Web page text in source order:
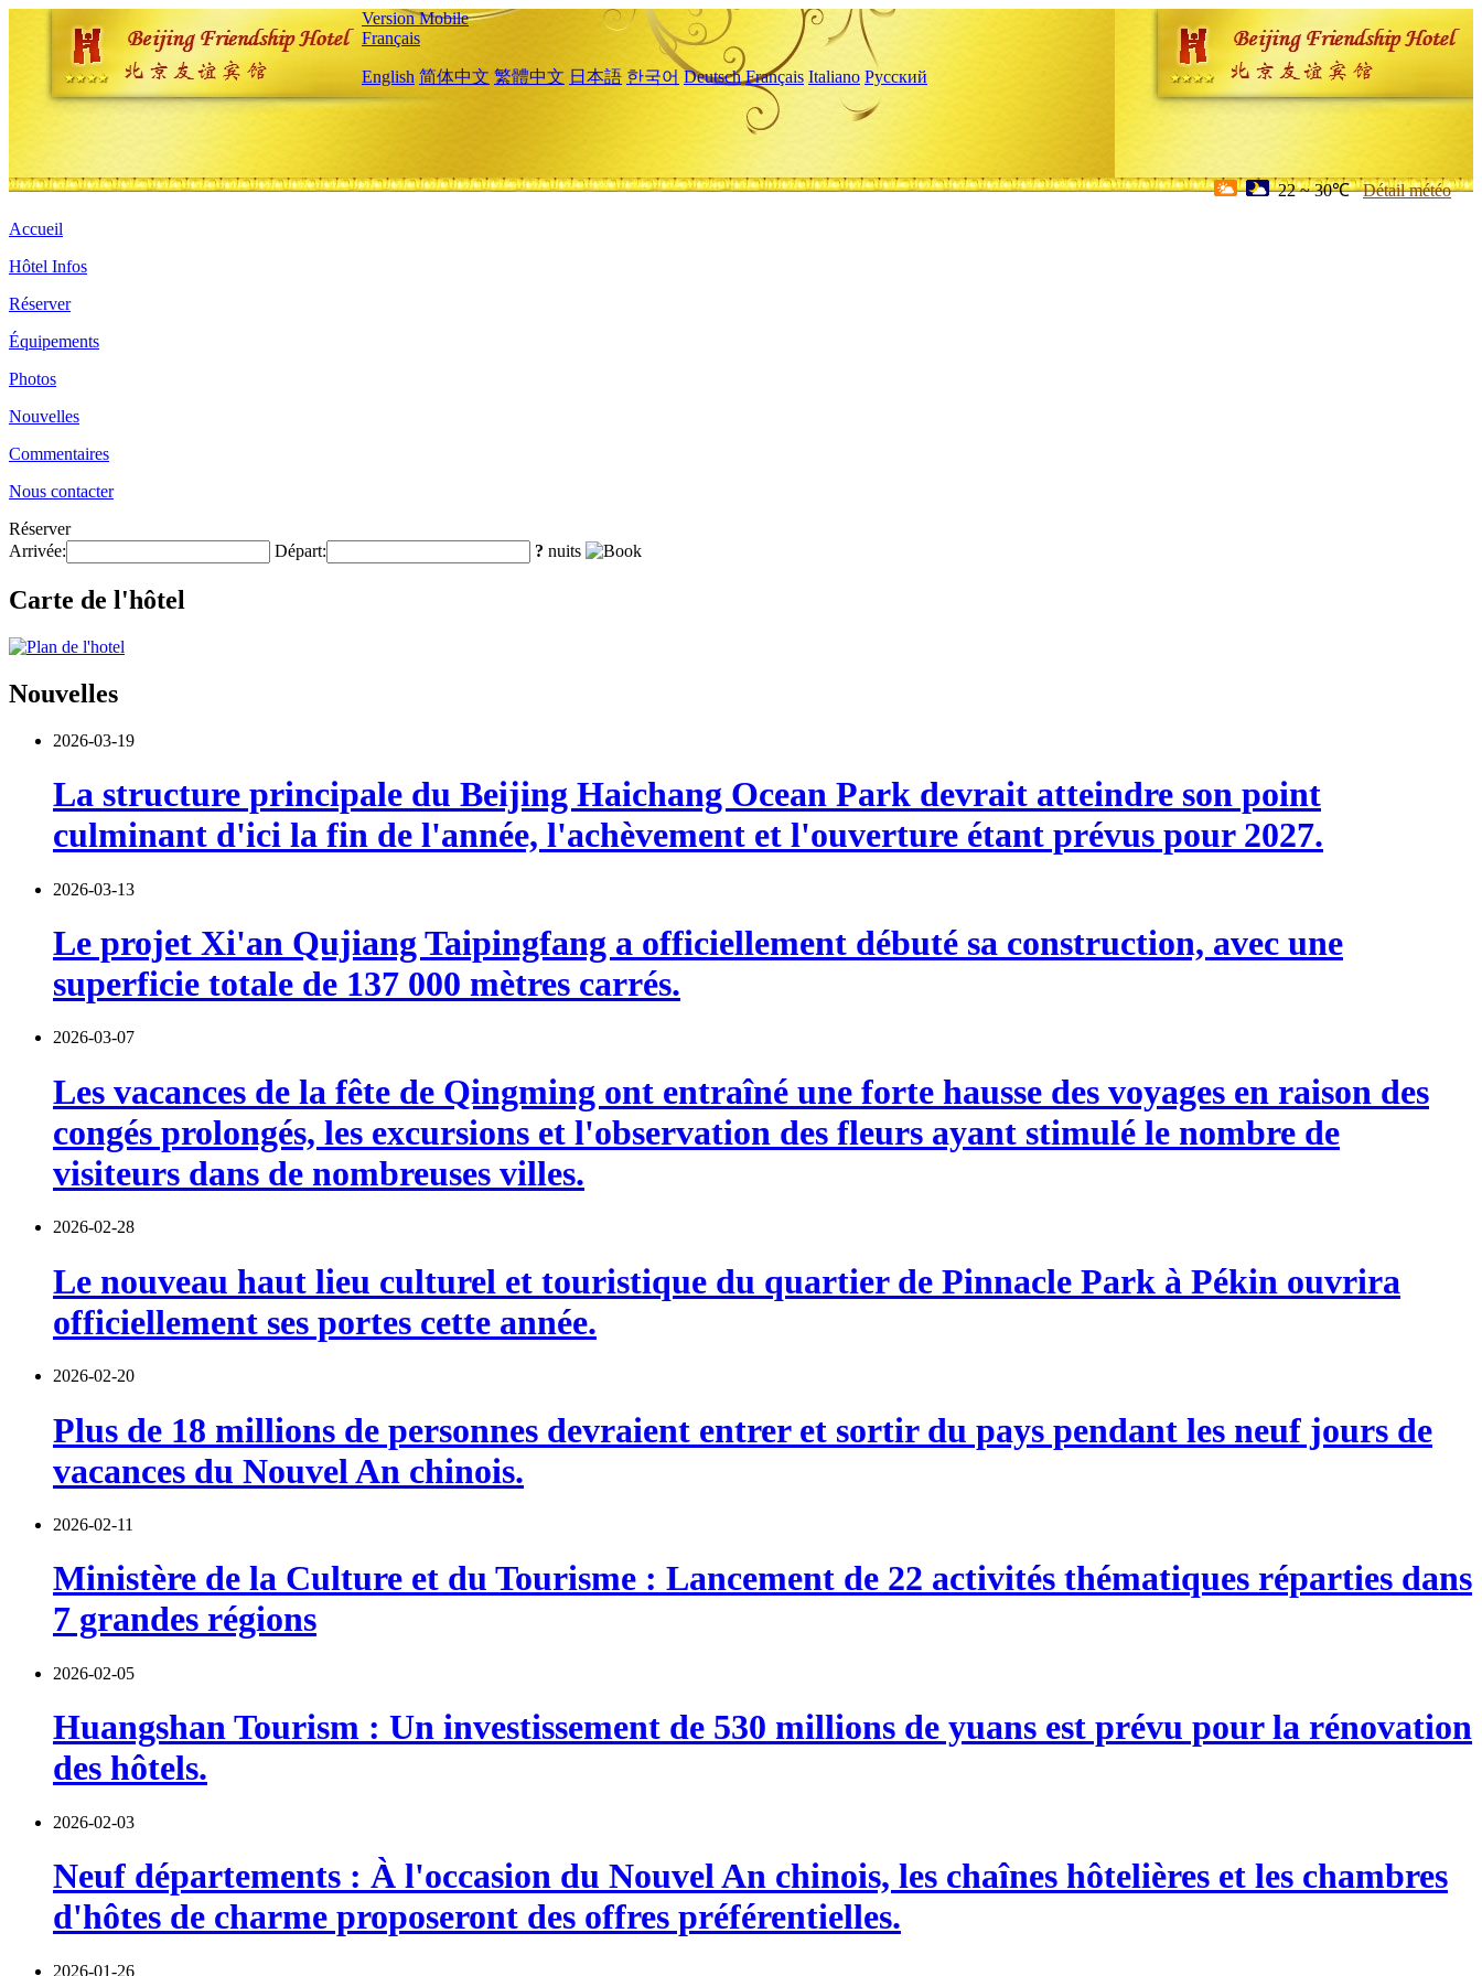
Version Mobile
Français
English 简体中文 繁體中文 日本語 한국어 Deutsch Français Italiano Русский
22 ~ 30℃ Détail météo
Accueil
Hôtel Infos
Réserver
Équipements
Photos
Nouvelles
Commentaires
Nous contacter
Réserver
Arrivée:
Départ: ? nuits
Carte de l'hôtel
Nouvelles
2026-03-19
La structure principale du Beijing Haichang Ocean Park devrait atteindre son point
culminant d'ici la fin de l'année, l'achèvement et l'ouverture étant prévus pour 2027.
2026-03-13
Le projet Xi'an Qujiang Taipingfang a officiellement débuté sa construction, avec une
superficie totale de 137 000 mètres carrés.
2026-03-07
Les vacances de la fête de Qingming ont entraîné une forte hausse des voyages en raison des
congés prolongés, les excursions et l'observation des fleurs ayant stimulé le nombre de
visiteurs dans de nombreuses villes.
2026-02-28
Le nouveau haut lieu culturel et touristique du quartier de Pinnacle Park à Pékin ouvrira
officiellement ses portes cette année.
2026-02-20
Plus de 18 millions de personnes devraient entrer et sortir du pays pendant les neuf jours de
vacances du Nouvel An chinois.
2026-02-11
Ministère de la Culture et du Tourisme : Lancement de 22 activités thématiques réparties dans
7 grandes régions
2026-02-05
Huangshan Tourism : Un investissement de 530 millions de yuans est prévu pour la rénovation
des hôtels.
2026-02-03
Neuf départements : À l'occasion du Nouvel An chinois, les chaînes hôtelières et les chambres
d'hôtes de charme proposeront des offres préférentielles.
2026-01-26